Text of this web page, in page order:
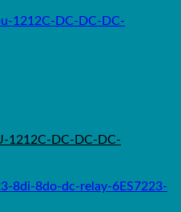
1212C-DC-DC-DC-